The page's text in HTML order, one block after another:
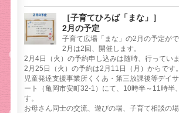
［子育てひろば「まな」］
2月の予定
子育て広場「まな」の2月の予定がで
2月は2回、開催します。
2月4日（火）の予約申し込みは随時、行っていま
2月25日（火）の予約は2月11日（月）からです。
児童発達支援事業所くくあ・第三放課後等デイ
ート（亀岡市安町32-1）にて、10時半～11時半
す。
お母さん同士の交流、遊びの場、子育て相談の